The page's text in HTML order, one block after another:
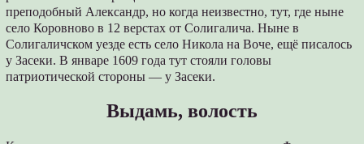
преподобный Александр, но когда неизвестно, тут, где ныне
село Коровново в 12 верстах от Солигалича. Ныне в
Солигаличском уезде есть село Никола на Воче, ещё писалось
у Засеки. В январе 1609 года тут стояли головы
патриотической стороны — у Засеки.
Выдамь, волость